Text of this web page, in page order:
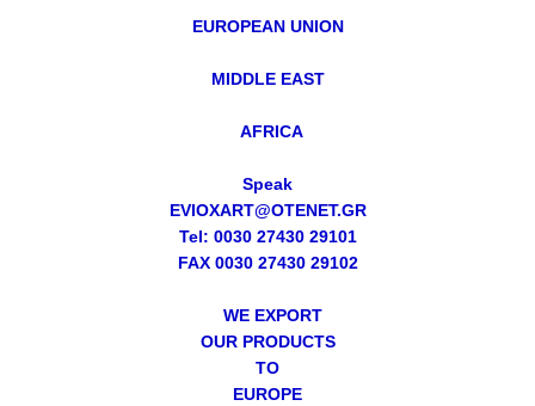
EUROPEAN UNION
MIDDLE EAST
AFRICA
Speak
EVIOXART@OTENET.GR
Tel: 0030 27430 29101
FAX 0030 27430 29102
WE EXPORT
OUR PRODUCTS
TO
EUROPE